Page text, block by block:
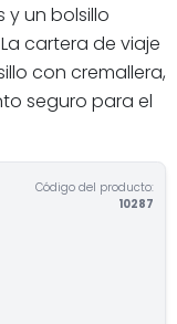
y un bolsillo
cartera de viaje
con cremallera,
seguro para el
Código del producto:
10287